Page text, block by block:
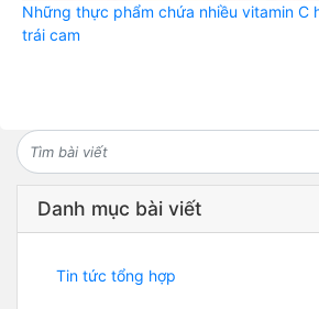
Những thực phẩm chứa nhiều vitamin C
trái cam
Danh mục bài viết
Tin tức tổng hợp